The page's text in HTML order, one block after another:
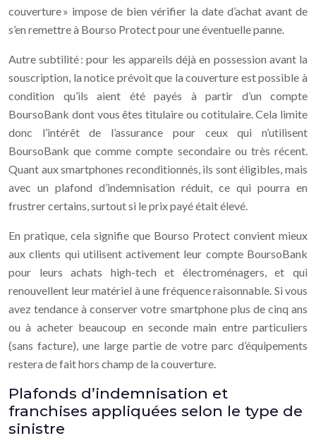
couverture » impose de bien vérifier la date d’achat avant de
s’en remettre à Bourso Protect pour une éventuelle panne.
Autre subtilité : pour les appareils déjà en possession avant la
souscription, la notice prévoit que la couverture est possible à
condition qu’ils aient été payés à partir d’un compte
BoursoBank dont vous êtes titulaire ou cotitulaire. Cela limite
donc l’intérêt de l’assurance pour ceux qui n’utilisent
BoursoBank que comme compte secondaire ou très récent.
Quant aux smartphones reconditionnés, ils sont éligibles, mais
avec un plafond d’indemnisation réduit, ce qui pourra en
frustrer certains, surtout si le prix payé était élevé.
En pratique, cela signifie que Bourso Protect convient mieux
aux clients qui utilisent activement leur compte BoursoBank
pour leurs achats high-tech et électroménagers, et qui
renouvellent leur matériel à une fréquence raisonnable. Si vous
avez tendance à conserver votre smartphone plus de cinq ans
ou à acheter beaucoup en seconde main entre particuliers
(sans facture), une large partie de votre parc d’équipements
restera de fait hors champ de la couverture.
Plafonds d’indemnisation et
franchises appliquées selon le type de
sinistre